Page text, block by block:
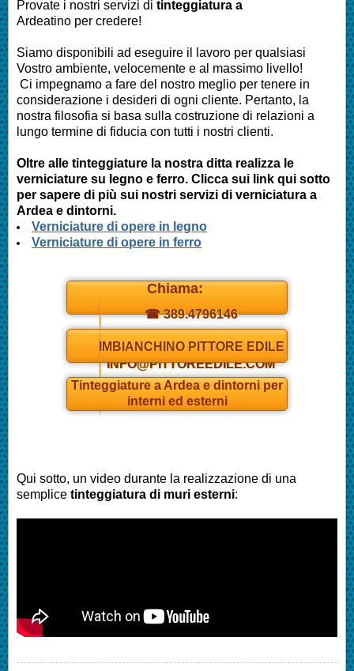
Provate i nostri servizi di tinteggiatura a
Ardeatino per credere!
Siamo disponibili ad eseguire il lavoro per qualsiasi
Vostro ambiente, velocemente e al massimo livello!
Ci impegnamo a fare del nostro meglio per tenere in
considerazione i desideri di ogni cliente. Pertanto, la
nostra filosofia si basa sulla costruzione di relazioni a
lungo termine di fiducia con tutti i nostri clienti.
Oltre alle tinteggiature la nostra ditta realizza le
verniciature su legno e ferro. Clicca sui link qui sotto
per sapere di più sui nostri servizi di verniciatura a
Ardea e dintorni.
Verniciature di opere in legno
Verniciature di opere in ferro
Chiama:
☎ 389.4796146
Daniel
INFO@PITTOREEDILE.COM
IMBIANCHINO PITTORE EDILE
Tinteggiature a Ardea e dintorni per
interni ed esterni
Qui sotto, un video durante la realizzazione di una
semplice tinteggiatura di muri esterni: